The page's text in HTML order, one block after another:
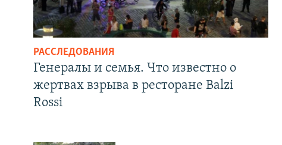
РАССЛЕДОВАНИЯ
Генералы и семья. Что известно о
жертвах взрыва в ресторане Balzi
Rossi